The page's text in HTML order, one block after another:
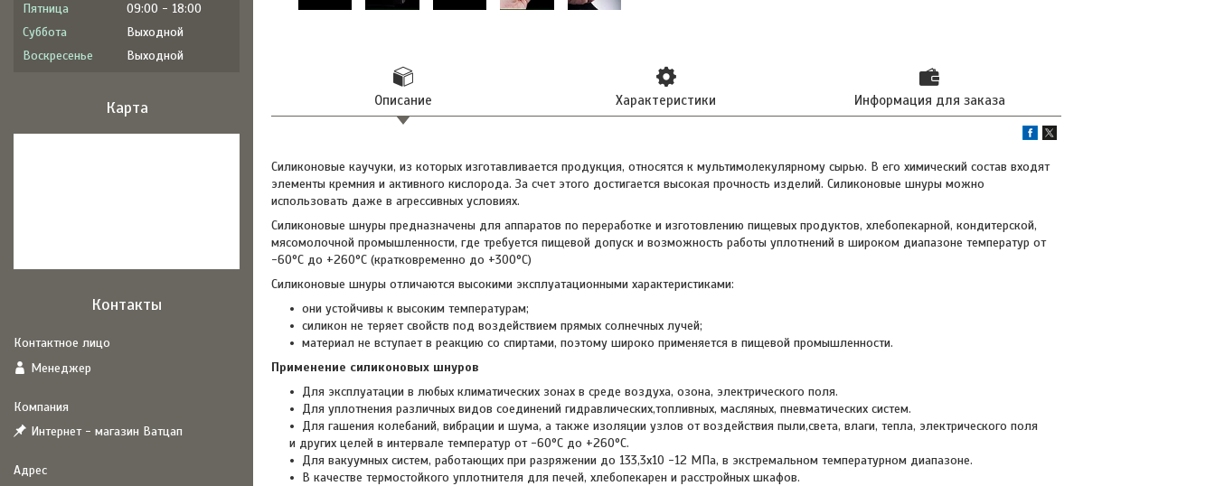
Описание Характеристики Информация для заказа
Силиконовые каучуки, из которых изготавливается продукция, относятся к мультимолекулярному сырью. В его химический состав входят
элементы кремния и активного кислорода. За счет этого достигается высокая прочность изделий. Силиконовые шнуры можно
использовать даже в агрессивных условиях.
Силиконовые шнуры предназначены для аппаратов по переработке и изготовлению пищевых продуктов, хлебопекарной, кондитерской,
мясомолочной промышленности, где требуется пищевой допуск и возможность работы уплотнений в широком диапазоне температур от
-60°С до +260°С (кратковременно до +300°С)
Силиконовые шнуры отличаются высокими эксплуатационными характеристиками:
они устойчивы к высоким температурам;
силикон не теряет свойств под воздействием прямых солнечных лучей;
материал не вступает в реакцию со спиртами, поэтому широко применяется в пищевой промышленности.
Применение силиконовых шнуров
Для эксплуатации в любых климатических зонах в среде воздуха, озона, электрического поля.
Для уплотнения различных видов соединений гидравлических,топливных, масляных, пневматических систем.
Для гашения колебаний, вибрации и шума, а также изоляции узлов от воздействия пыли,света, влаги, тепла, электрического поля
и других целей в интервале температур от -60°С до +260°С.
Для вакуумных систем, работающих при разряжении до 133,3х10 -12 МПа, в экстремальном температурном диапазоне.
В качестве термостойкого уплотнителя для печей, хлебопекарен и расстройных шкафов.
Пятница
09:00
18:00
Суббота
Выходной
Воскресенье
Выходной
Карта
Контакты
Менеджер
Интернет - магазин Ватцап